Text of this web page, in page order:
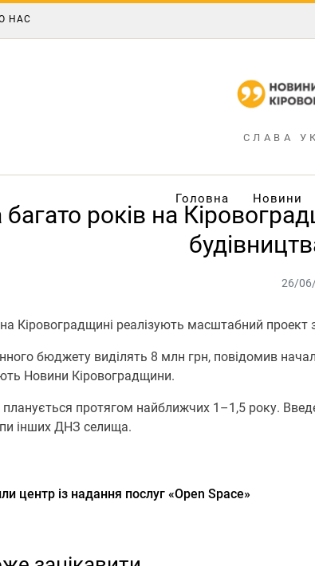
НАС
СЛАВА
Головна Новини
років на
26/
Кіровоградщині реалізують масштабний проект
бюджету виділять 8 млн грн, повідомив
Новини Кіровоградщини.
протягом найближчих 1–1,5 року.
інших ДНЗ селища.
центр із надання послуг «Open Space»